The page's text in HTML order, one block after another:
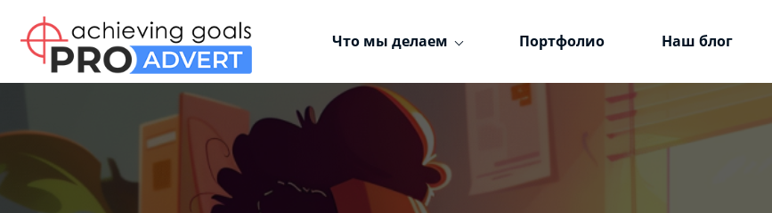
Что мы делаем Портфолио Наш блог